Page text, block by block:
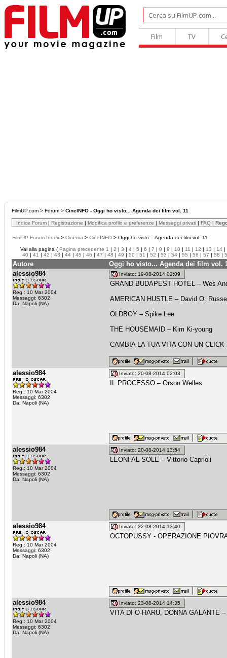
Film TV
FilmUP.com > Forum > CineINFO - Oggi ho visto... Agenda dei film vol. 11
Indice Forum | Registrazione | Modifica profilo e preferenze | Messaggi privati | FAQ |
FilmUP Forum Index > Cinema > CineINFO > Oggi ho visto... Agenda dei film vol. 11
Vai alla pagina ( Pagina precedente 1 | 2 | 3 | 4 | 5 | 6 | 7 | 8 | 9 | 10 | 11 | 12 | 13 | 14 |
40 | 41 | 42 | 43 | 44 | 45 | 46 | 47 | 48 | 49 | 50 | 51 | 52 | 53 | 54 | 55 | 56 | 57 | 58 |
Autore
Oggi ho visto... Agenda dei film vol.
alessio984
Reg.: 10 Mar 2004
Messaggi: 6302
Da: Napoli (NA)
Inviato: 19-08-2014 02:09
GRAND BUDAPEST HOTEL – Wes
AMERICAN HUSTLE – David O.
OLDBOY – Spike Lee
THE HOUSEMAID – Kim Ki-young
CAMBIA LA TUA VITA CON UN CLICK
alessio984
Reg.: 10 Mar 2004
Messaggi: 6302
Da: Napoli (NA)
Inviato: 20-08-2014 02:03
IL PROCESSO – Orson Welles
alessio984
Reg.: 10 Mar 2004
Messaggi: 6302
Da: Napoli (NA)
Inviato: 20-08-2014 13:54
LEONI AL SOLE – Vittorio Caprioli
alessio984
Reg.: 10 Mar 2004
Messaggi: 6302
Da: Napoli (NA)
Inviato: 22-08-2014 13:40
OCTOPUSSY - OPERAZIONE
alessio984
Reg.: 10 Mar 2004
Messaggi: 6302
Da: Napoli (NA)
Inviato: 23-08-2014 14:35
VITA DI O-HARU, DONNA GALANTE